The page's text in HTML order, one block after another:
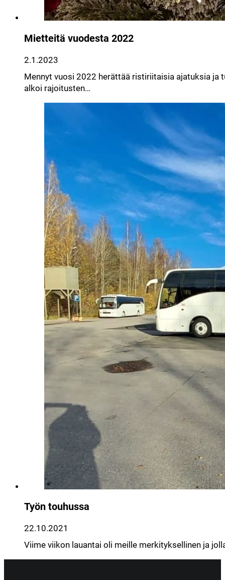
Mietteitä vuodesta 2022
2.1.2023
Mennyt vuosi 2022 herättää ristiriitaisia ajatuksia ja
alkoi rajoitusten…
Työn touhussa
22.10.2021
Viime viikon lauantai oli meille merkityksellinen ja